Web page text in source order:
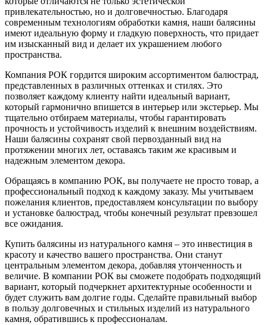
привлекательностью, но и долговечностью. Благодаря
современным технологиям обработки камня, наши балясины
имеют идеальную форму и гладкую поверхность, что придает
им изысканный вид и делает их украшением любого
пространства.
Компания РОК гордится широким ассортиментом балюстрад,
представленных в различных оттенках и стилях. Это
позволяет каждому клиенту найти идеальный вариант,
который гармонично впишется в интерьер или экстерьер. Мы
тщательно отбираем материалы, чтобы гарантировать
прочность и устойчивость изделий к внешним воздействиям.
Наши балясины сохранят свой первозданный вид на
протяжении многих лет, оставаясь таким же красивым и
надежным элементом декора.
Обращаясь в компанию РОК, вы получаете не просто товар, а
профессиональный подход к каждому заказу. Мы учитываем
пожелания клиентов, предоставляем консультации по выбору
и установке балюстрад, чтобы конечный результат превзошел
все ожидания.
Купить балясины из натурального камня – это инвестиция в
красоту и качество вашего пространства. Они станут
центральным элементом декора, добавляя утонченность и
величие. В компании РОК вы сможете подобрать подходящий
вариант, который подчеркнет архитектурные особенности и
будет служить вам долгие годы. Сделайте правильный выбор
в пользу долговечных и стильных изделий из натурального
камня, обратившись к профессионалам.